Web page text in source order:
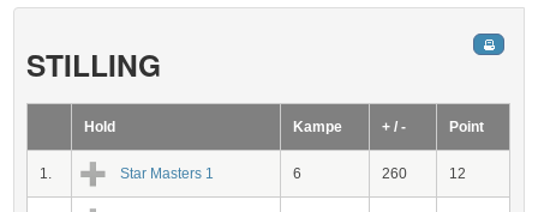
STILLING
Hold Kampe + / - Point
1. Star Masters 1 6 260 12